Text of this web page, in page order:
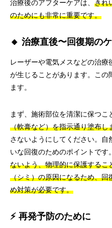
治療後のアフターケアは、 きれ
のためにも非常に重要です。
🔸 治療直後〜回復期の
レーザーや電気メスなどの治
が生じることがあります。こ
ます。
まず、施術部位を清潔に保つこ
（軟膏など）を指示通り塗布し
さないようにしてください。
いな回復のためのポイントです
ないよう、物理的に保護する
（シミ）の原因になるため、
め対策が必要です。
⚡ 再発予防のために